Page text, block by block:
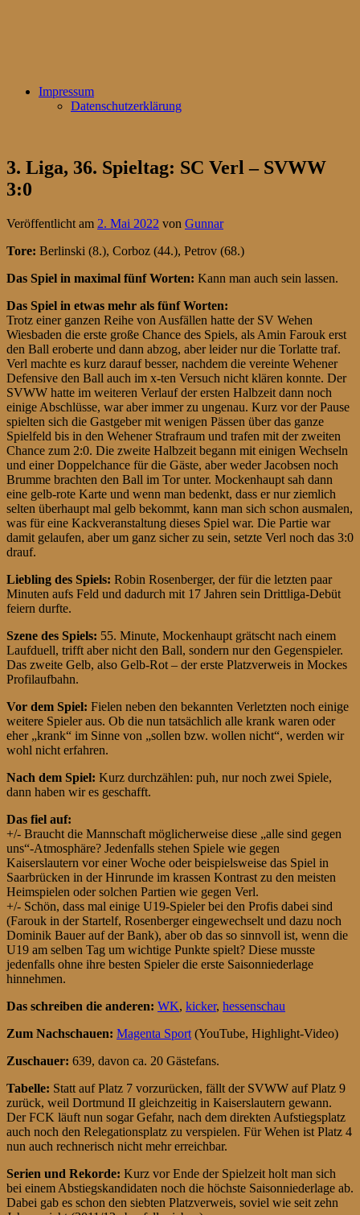
Impressum
Datenschutzerklärung
3. Liga, 36. Spieltag: SC Verl – SVWW
3:0
Veröffentlicht am 2. Mai 2022 von Gunnar
Tore: Berlinski (8.), Corboz (44.), Petrov (68.)
Das Spiel in maximal fünf Worten: Kann man auch sein lassen.
Das Spiel in etwas mehr als fünf Worten:
Trotz einer ganzen Reihe von Ausfällen hatte der SV Wehen
Wiesbaden die erste große Chance des Spiels, als Amin Farouk erst
den Ball eroberte und dann abzog, aber leider nur die Torlatte traf.
Verl machte es kurz darauf besser, nachdem die vereinte Wehener
Defensive den Ball auch im x-ten Versuch nicht klären konnte. Der
SVWW hatte im weiteren Verlauf der ersten Halbzeit dann noch
einige Abschlüsse, war aber immer zu ungenau. Kurz vor der Pause
spielten sich die Gastgeber mit wenigen Pässen über das ganze
Spielfeld bis in den Wehener Strafraum und trafen mit der zweiten
Chance zum 2:0. Die zweite Halbzeit begann mit einigen Wechseln
und einer Doppelchance für die Gäste, aber weder Jacobsen noch
Brumme brachten den Ball im Tor unter. Mockenhaupt sah dann
eine gelb-rote Karte und wenn man bedenkt, dass er nur ziemlich
selten überhaupt mal gelb bekommt, kann man sich schon ausmalen,
was für eine Kackveranstaltung dieses Spiel war. Die Partie war
damit gelaufen, aber um ganz sicher zu sein, setzte Verl noch das 3:0
drauf.
Liebling des Spiels: Robin Rosenberger, der für die letzten paar
Minuten aufs Feld und dadurch mit 17 Jahren sein Drittliga-Debüt
feiern durfte.
Szene des Spiels: 55. Minute, Mockenhaupt grätscht nach einem
Laufduell, trifft aber nicht den Ball, sondern nur den Gegenspieler.
Das zweite Gelb, also Gelb-Rot – der erste Platzverweis in Mockes
Profilaufbahn.
Vor dem Spiel: Fielen neben den bekannten Verletzten noch einige
weitere Spieler aus. Ob die nun tatsächlich alle krank waren oder
eher „krank“ im Sinne von „sollen bzw. wollen nicht“, werden wir
wohl nicht erfahren.
Nach dem Spiel: Kurz durchzählen: puh, nur noch zwei Spiele,
dann haben wir es geschafft.
Das fiel auf:
+/- Braucht die Mannschaft möglicherweise diese „alle sind gegen
uns“-Atmosphäre? Jedenfalls stehen Spiele wie gegen
Kaiserslautern vor einer Woche oder beispielsweise das Spiel in
Saarbrücken in der Hinrunde im krassen Kontrast zu den meisten
Heimspielen oder solchen Partien wie gegen Verl.
+/- Schön, dass mal einige U19-Spieler bei den Profis dabei sind
(Farouk in der Startelf, Rosenberger eingewechselt und dazu noch
Dominik Bauer auf der Bank), aber ob das so sinnvoll ist, wenn die
U19 am selben Tag um wichtige Punkte spielt? Diese musste
jedenfalls ohne ihre besten Spieler die erste Saisonniederlage
hinnehmen.
Das schreiben die anderen: WK, kicker, hessenschau
Zum Nachschauen: Magenta Sport (YouTube, Highlight-Video)
Zuschauer: 639, davon ca. 20 Gästefans.
Tabelle: Statt auf Platz 7 vorzurücken, fällt der SVWW auf Platz 9
zurück, weil Dortmund II gleichzeitig in Kaiserslautern gewann.
Der FCK läuft nun sogar Gefahr, nach dem direkten Aufstiegsplatz
auch noch den Relegationsplatz zu verspielen. Für Wehen ist Platz 4
nun auch rechnerisch nicht mehr erreichbar.
Serien und Rekorde: Kurz vor Ende der Spielzeit holt man sich
bei einem Abstiegskandidaten noch die höchste Saisonniederlage ab.
Dabei gab es schon den siebten Platzverweis, soviel wie seit zehn